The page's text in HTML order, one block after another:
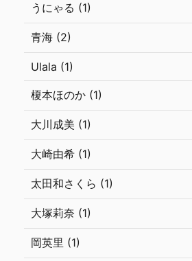
うにゃる (1)
青海 (2)
Ulala (1)
榎本ほのか (1)
大川成美 (1)
大崎由希 (1)
太田和さくら (1)
大塚莉奈 (1)
岡英里 (1)